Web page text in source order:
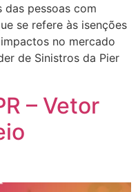
pessoas com
se refere às isenções
no mercado
de Sinistros da Pier
– Vetor